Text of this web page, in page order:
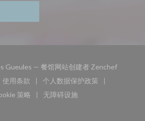
Gueules — 餐馆网站创建者 Zenchef((在新窗
窗口中打开))
使用条款
((在新窗口中打开))
个人数据保护政策
((在新窗口中打开))
策略
((在新窗口中打开))
无障碍设施
((在新窗口中打开))